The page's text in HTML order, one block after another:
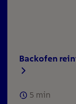
Backofen
5 min